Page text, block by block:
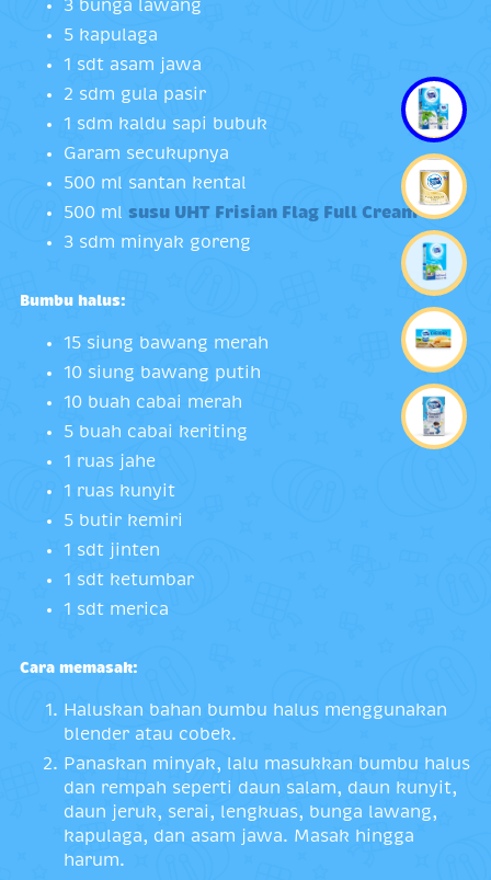
3 bunga lawang
5 kapulaga
1 sdt asam jawa
2 sdm gula pasir
1 sdm kaldu sapi bubuk
Garam secukupnya
500 ml santan kental
500 ml susu UHT Frisian Flag Full Cream
3 sdm minyak goreng
Bumbu halus:
15 siung bawang merah
10 siung bawang putih
10 buah cabai merah
5 buah cabai keriting
1 ruas jahe
1 ruas kunyit
5 butir kemiri
1 sdt jinten
1 sdt ketumbar
1 sdt merica
Cara memasak:
Haluskan bahan bumbu halus menggunakan
blender atau cobek.
Panaskan minyak, lalu masukkan bumbu halus
dan rempah seperti daun salam, daun kunyit,
daun jeruk, serai, lengkuas, bunga lawang,
kapulaga, dan asam jawa. Masak hingga
harum.